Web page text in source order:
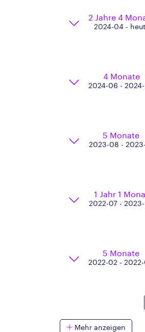
2 Jahre 4
2024-04 -
4 Monate
2024-06 -
5 Monate
2023-08 -
1 Jahr 1
2022-07 -
5 Monate
2022-02 -
Mehr anzeigen